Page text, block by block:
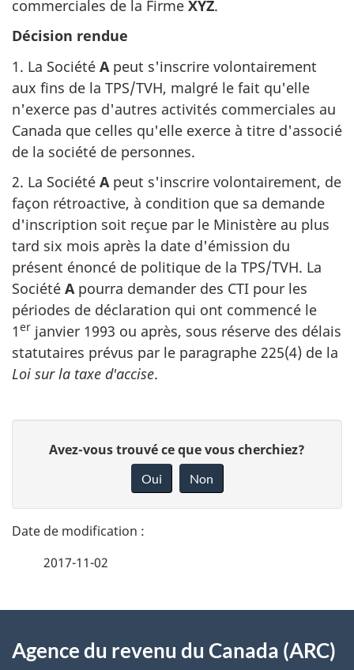
commerciales de la Firme XYZ.
Décision rendue
1. La Société A peut s'inscrire volontairement
aux fins de la TPS/TVH, malgré le fait qu'elle
n'exerce pas d'autres activités commerciales au
Canada que celles qu'elle exerce à titre d'associé
de la société de personnes.
2. La Société Apeut s'inscrire volontairement, de
façon rétroactive, à condition que sa demande
d'inscription soit reçue par le Ministère au plus
tard six mois après la date d'émission du
présent énoncé de politique de la TPS/TVH. La
Société Apourra demander des CTI pour les
périodes de déclaration qui ont commencé le
1er janvier 1993 ou après, sous réserve des délais
statutaires prévus par le paragraphe 225(4) de la
Loi sur la taxe d'accise.
t
a
l
s
n
o
t
Avez-vous trouvé ce que vous cherchiez?
Oui Non
2017-11-02
propos
Agence du revenu du Canada (ARC)